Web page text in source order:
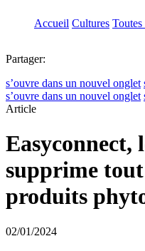
Accueil Cultures Toutes
Partager:
s’ouvre dans un nouvel onglet
s’ouvre dans un nouvel onglet
Article
Easyconnect,
supprime
produits
02/01/2024